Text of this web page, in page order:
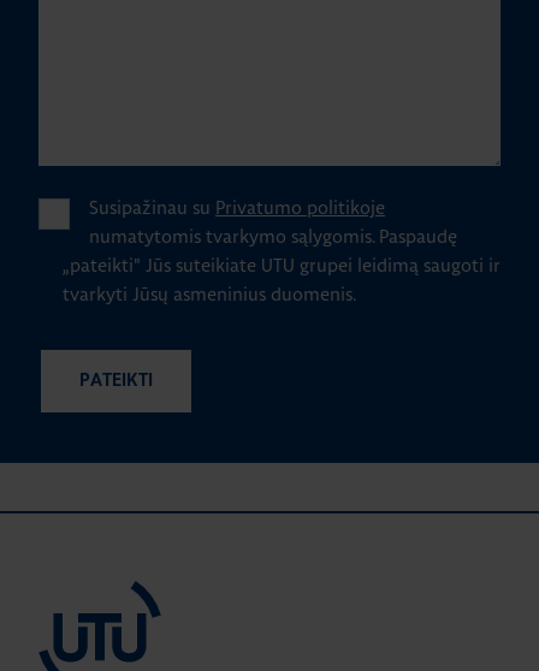
Susipažinau su Privatumo politikoje
numatytomis tvarkymo sąlygomis. Paspaudę
„pateikti" Jūs suteikiate UTU grupei leidimą saugoti ir
tvarkyti Jūsų asmeninius duomenis.